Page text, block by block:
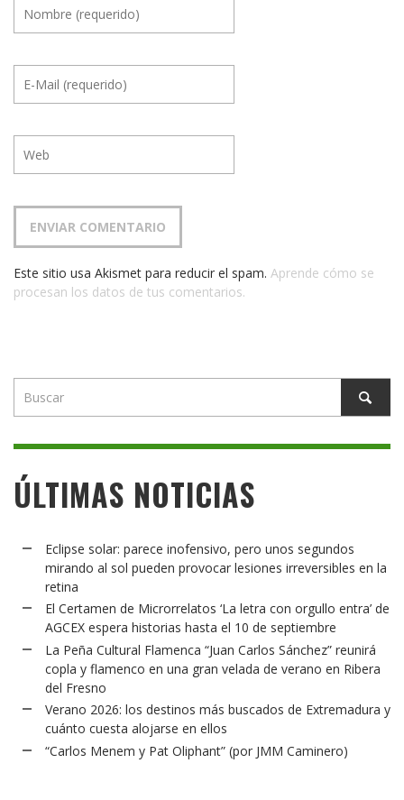
Este sitio usa Akismet para reducir el spam. Aprende cómo se
procesan los datos de tus comentarios.
ÚLTIMAS NOTICIAS
Eclipse solar: parece inofensivo, pero unos segundos
mirando al sol pueden provocar lesiones irreversibles en la
retina
El Certamen de Microrrelatos ‘La letra con orgullo entra’ de
AGCEX espera historias hasta el 10 de septiembre
La Peña Cultural Flamenca “Juan Carlos Sánchez” reunirá
copla y flamenco en una gran velada de verano en Ribera
del Fresno
Verano 2026: los destinos más buscados de Extremadura y
cuánto cuesta alojarse en ellos
“Carlos Menem y Pat Oliphant” (por JMM Caminero)